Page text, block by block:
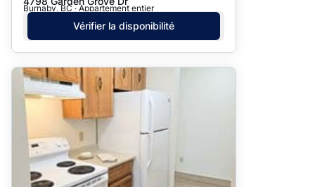
Burnaby, BC · Appartement entier
Vérifier la disponibilité